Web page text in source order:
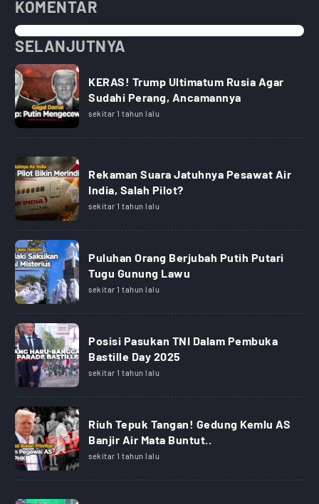
KOMENTAR
SELANJUTNYA
KERAS! Trump Ultimatum Rusia Agar
Sudahi Perang, Ancamannya
sekitar 1 tahun lalu
Rekaman Suara Jatuhnya Pesawat Air
India, Salah Pilot?
sekitar 1 tahun lalu
Puluhan Orang Berjubah Putih Putari
Tugu Gunung Lawu
sekitar 1 tahun lalu
Posisi Pasukan TNI Dalam Pembuka
Bastille Day 2025
sekitar 1 tahun lalu
Riuh Tepuk Tangan! Gedung Kemlu AS
Banjir Air Mata Buntut..
sekitar 1 tahun lalu